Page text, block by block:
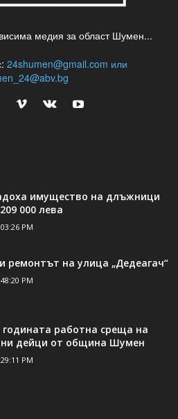
медия за област Шумен...
24shumen@gmail.com или
имущество на длъжници
000 лева
PM
ремонтът на улица „Дедеагач“
PM
годината работна среща на
дейци от община Шумен
PM